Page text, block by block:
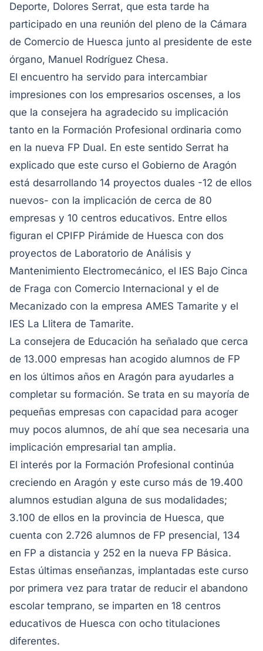
Deporte, Dolores Serrat, que esta tarde ha
participado en una reunión del pleno de la Cámara
de Comercio de Huesca junto al presidente de este
órgano, Manuel Rodríguez Chesa.
El encuentro ha servido para intercambiar
impresiones con los empresarios oscenses, a los
que la consejera ha agradecido su implicación
tanto en la Formación Profesional ordinaria como
en la nueva FP Dual. En este sentido Serrat ha
explicado que este curso el Gobierno de Aragón
está desarrollando 14 proyectos duales -12 de ellos
nuevos- con la implicación de cerca de 80
empresas y 10 centros educativos. Entre ellos
figuran el CPIFP Pirámide de Huesca con dos
proyectos de Laboratorio de Análisis y
Mantenimiento Electromecánico, el IES Bajo Cinca
de Fraga con Comercio Internacional y el de
Mecanizado con la empresa AMES Tamarite y el
IES La Llitera de Tamarite.
La consejera de Educación ha señalado que cerca
de 13.000 empresas han acogido alumnos de FP
en los últimos años en Aragón para ayudarles a
completar su formación. Se trata en su mayoría de
pequeñas empresas con capacidad para acoger
muy pocos alumnos, de ahí que sea necesaria una
implicación empresarial tan amplia.
El interés por la Formación Profesional continúa
creciendo en Aragón y este curso más de 19.400
alumnos estudian alguna de sus modalidades;
3.100 de ellos en la provincia de Huesca, que
cuenta con 2.726 alumnos de FP presencial, 134
en FP a distancia y 252 en la nueva FP Básica.
Estas últimas enseñanzas, implantadas este curso
por primera vez para tratar de reducir el abandono
escolar temprano, se imparten en 18 centros
educativos de Huesca con ocho titulaciones
diferentes.